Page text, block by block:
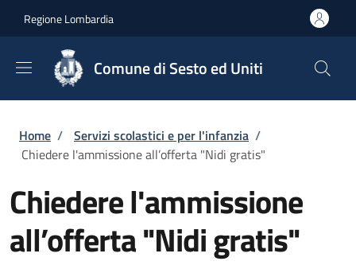
Regione Lombardia
Comune di Sesto ed Uniti
Briciole di pane
Home / Servizi scolastici e per l'infanzia /
Chiedere l'ammissione all’offerta "Nidi gratis"
Chiedere l'ammissione
all’offerta "Nidi gratis"